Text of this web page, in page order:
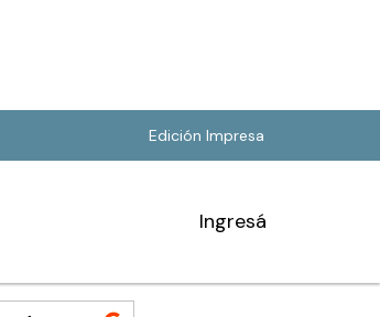
Edición Impresa
Ingresá